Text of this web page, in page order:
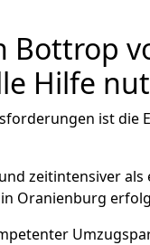
Bottrop
Hilfe
ist die
zeitintensiver
in Oranienburg